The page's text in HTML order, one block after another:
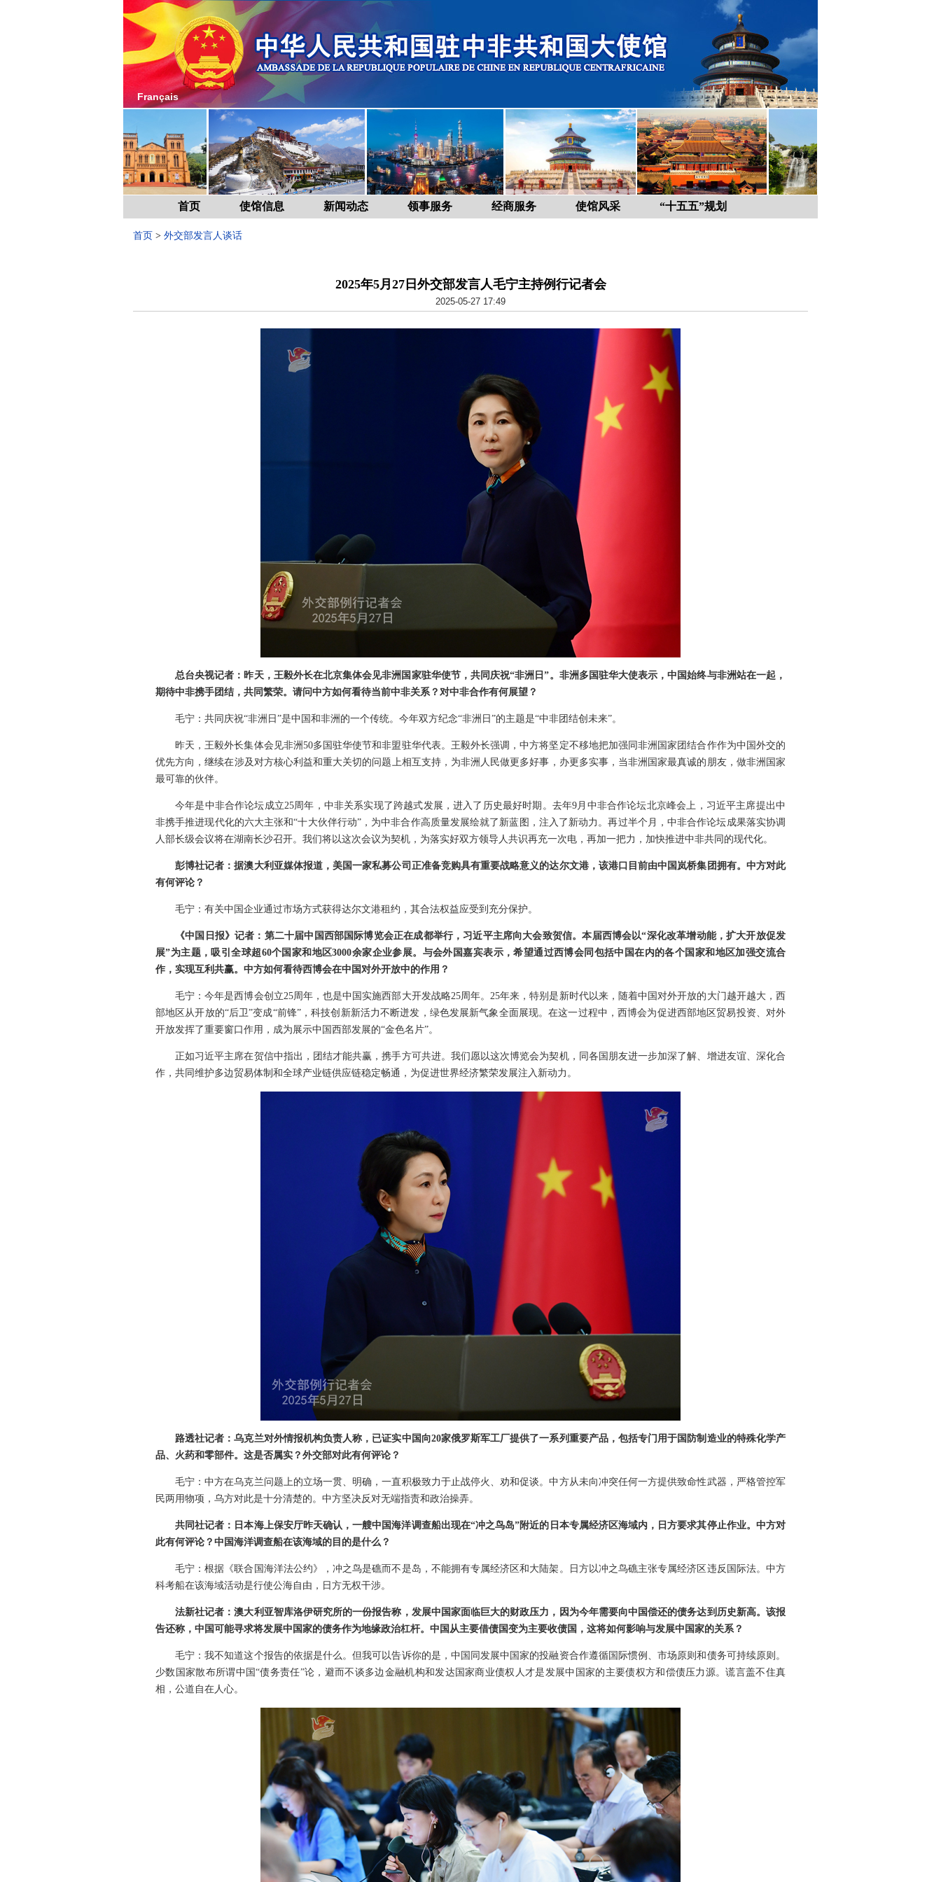
Français
首页 使馆信息 新闻动态 领事服务 经商服务 使馆风采 “十五五”规划
首页 > 外交部发言人谈话
2025年5月27日外交部发言人毛宁主持例行记者会
2025-05-27 17:49
总台央视记者：昨天，王毅外长在北京集体会见非洲国家驻华使节，共同庆祝“非洲日”。非洲多国驻华大使表示，中国始终与非洲站在一起，
期待中非携手团结，共同繁荣。请问中方如何看待当前中非关系？对中非合作有何展望？
毛宁：共同庆祝“非洲日”是中国和非洲的一个传统。今年双方纪念“非洲日”的主题是“中非团结创未来”。
昨天，王毅外长集体会见非洲50多国驻华使节和非盟驻华代表。王毅外长强调，中方将坚定不移地把加强同非洲国家团结合作作为中国外交的
优先方向，继续在涉及对方核心利益和重大关切的问题上相互支持，为非洲人民做更多好事，办更多实事，当非洲国家最真诚的朋友，做非洲国家
最可靠的伙伴。
今年是中非合作论坛成立25周年，中非关系实现了跨越式发展，进入了历史最好时期。去年9月中非合作论坛北京峰会上，习近平主席提出中
非携手推进现代化的六大主张和“十大伙伴行动”，为中非合作高质量发展绘就了新蓝图，注入了新动力。再过半个月，中非合作论坛成果落实协调
人部长级会议将在湖南长沙召开。我们将以这次会议为契机，为落实好双方领导人共识再充一次电，再加一把力，加快推进中非共同的现代化。
彭博社记者：据澳大利亚媒体报道，美国一家私募公司正准备竞购具有重要战略意义的达尔文港，该港口目前由中国岚桥集团拥有。中方对此
有何评论？
毛宁：有关中国企业通过市场方式获得达尔文港租约，其合法权益应受到充分保护。
《中国日报》记者：第二十届中国西部国际博览会正在成都举行，习近平主席向大会致贺信。本届西博会以“深化改革增动能，扩大开放促发
展”为主题，吸引全球超60个国家和地区3000余家企业参展。与会外国嘉宾表示，希望通过西博会同包括中国在内的各个国家和地区加强交流合
作，实现互利共赢。中方如何看待西博会在中国对外开放中的作用？
毛宁：今年是西博会创立25周年，也是中国实施西部大开发战略25周年。25年来，特别是新时代以来，随着中国对外开放的大门越开越大，西
部地区从开放的“后卫”变成“前锋”，科技创新新活力不断迸发，绿色发展新气象全面展现。在这一过程中，西博会为促进西部地区贸易投资、对外
开放发挥了重要窗口作用，成为展示中国西部发展的“金色名片”。
正如习近平主席在贺信中指出，团结才能共赢，携手方可共进。我们愿以这次博览会为契机，同各国朋友进一步加深了解、增进友谊、深化合
作，共同维护多边贸易体制和全球产业链供应链稳定畅通，为促进世界经济繁荣发展注入新动力。
路透社记者：乌克兰对外情报机构负责人称，已证实中国向20家俄罗斯军工厂提供了一系列重要产品，包括专门用于国防制造业的特殊化学产
品、火药和零部件。这是否属实？外交部对此有何评论？
毛宁：中方在乌克兰问题上的立场一贯、明确，一直积极致力于止战停火、劝和促谈。中方从未向冲突任何一方提供致命性武器，严格管控军
民两用物项，乌方对此是十分清楚的。中方坚决反对无端指责和政治操弄。
共同社记者：日本海上保安厅昨天确认，一艘中国海洋调查船出现在“冲之鸟岛”附近的日本专属经济区海域内，日方要求其停止作业。中方对
此有何评论？中国海洋调查船在该海域的目的是什么？
毛宁：根据《联合国海洋法公约》，冲之鸟是礁而不是岛，不能拥有专属经济区和大陆架。日方以冲之鸟礁主张专属经济区违反国际法。中方
科考船在该海域活动是行使公海自由，日方无权干涉。
法新社记者：澳大利亚智库洛伊研究所的一份报告称，发展中国家面临巨大的财政压力，因为今年需要向中国偿还的债务达到历史新高。该报
告还称，中国可能寻求将发展中国家的债务作为地缘政治杠杆。中国从主要借债国变为主要收债国，这将如何影响与发展中国家的关系？
毛宁：我不知道这个报告的依据是什么。但我可以告诉你的是，中国同发展中国家的投融资合作遵循国际惯例、市场原则和债务可持续原则。
少数国家散布所谓中国“债务责任”论，避而不谈多边金融机构和发达国家商业债权人才是发展中国家的主要债权方和偿债压力源。谎言盖不住真
相，公道自在人心。